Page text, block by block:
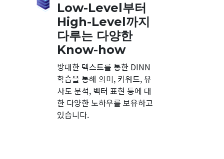
Low-Level부터
High-Level까지
다루는 다양한
Know-how
방대한 텍스트를 통한 DINN
학습을 통해 의미, 키워드, 유
사도 분석, 벡터 표현 등에 대
한 다양한 노하우를 보유하고
있습니다.